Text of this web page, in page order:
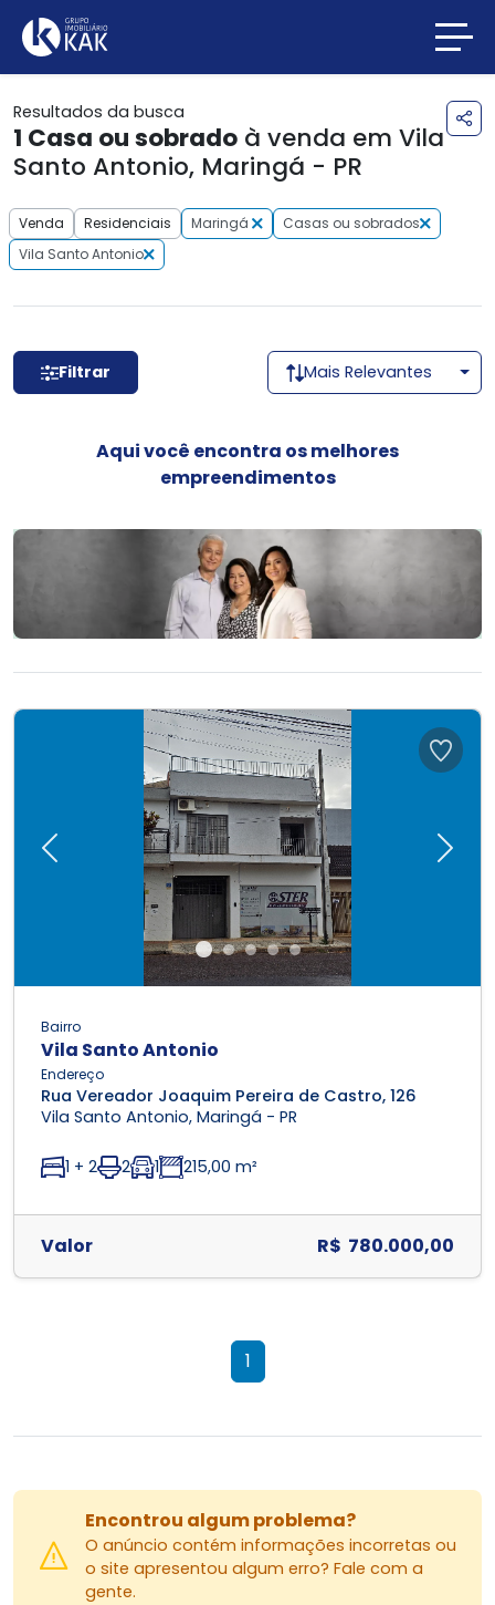
Resultados da busca
1 Casa ou sobrado à venda em Vila
Santo Antonio, Maringá - PR
Venda Residenciais Maringá
Casas ou sobrados
Vila Santo Antonio
Filtrar Mais Relevantes
Aqui você encontra os melhores
empreendimentos
Previous Next
Bairro
Vila Santo Antonio
Endereço
Rua Vereador Joaquim Pereira de Castro, 126
Vila Santo Antonio, Maringá - PR
1 + 2 2 1 215,00 m²
Valor R$ 780.000,00
1
Encontrou algum problema?
O anúncio contém informações incorretas ou
o site apresentou algum erro? Fale com a
gente.